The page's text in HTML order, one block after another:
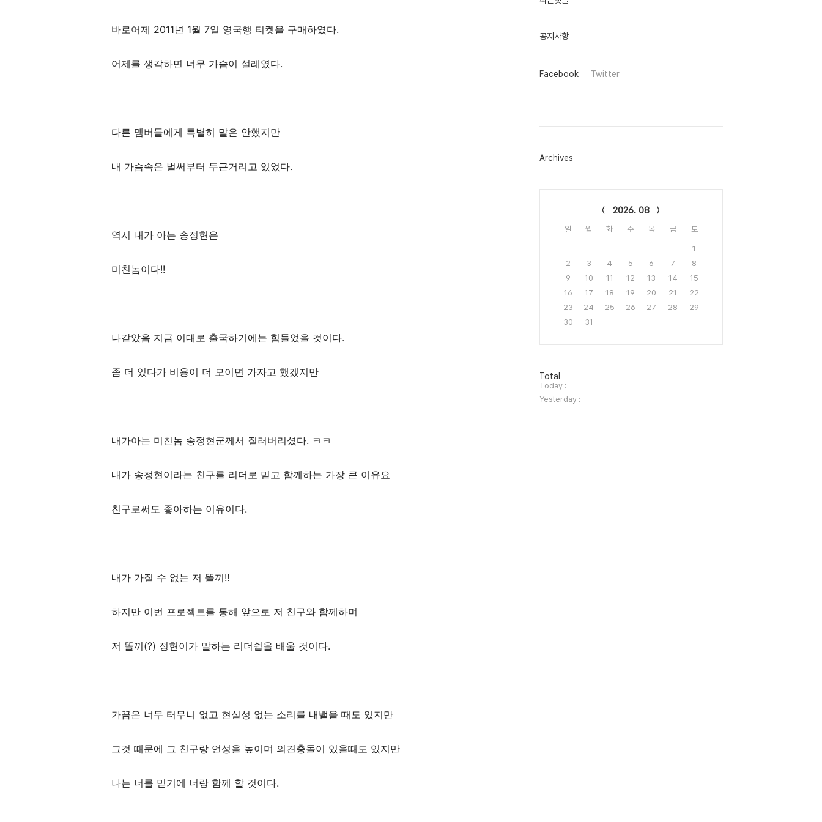
바로어제 2011년 1월 7일 영국행 티켓을 구매하였다.
어제를 생각하면 너무 가슴이 설레였다.
다른 멤버들에게 특별히 말은 안했지만
내 가슴속은 벌써부터 두근거리고 있었다.
역시 내가 아는 송정현은
미친놈이다!!
나같았음 지금 이대로 출국하기에는 힘들었을 것이다.
좀 더 있다가 비용이 더 모이면 가자고 했겠지만
내가아는 미친놈 송정현군께서 질러버리셨다. ㅋㅋ
내가 송정현이라는 친구를 리더로 믿고 함께하는 가장 큰 이유요
친구로써도 좋아하는 이유이다.
내가 가질 수 없는 저 똘끼!!
하지만 이번 프로젝트를 통해 앞으로 저 친구와 함께하며
저 똘끼(?) 정현이가 말하는 리더쉽을 배울 것이다.
가끔은 너무 터무니 없고 현실성 없는 소리를 내뱉을 때도 있지만
그것 때문에 그 친구랑 언성을 높이며 의견충돌이 있을때도 있지만
나는 너를 믿기에 너랑 함께 할 것이다.
공지사항
페
그
Facebook Twitter
Archives
2026. 08
일 월 화 수 목 금 토
1
2
3 4 5 6 7
8
9
10 11 12 13 14
15
16
17 18 19 20 21
22
23
24 25 26 27 28
29
30
31
방
문
자
수
Total
Today :
Yesterday :